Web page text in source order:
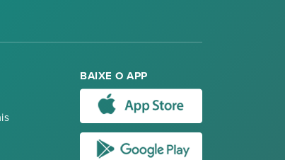
BAIXE O APP